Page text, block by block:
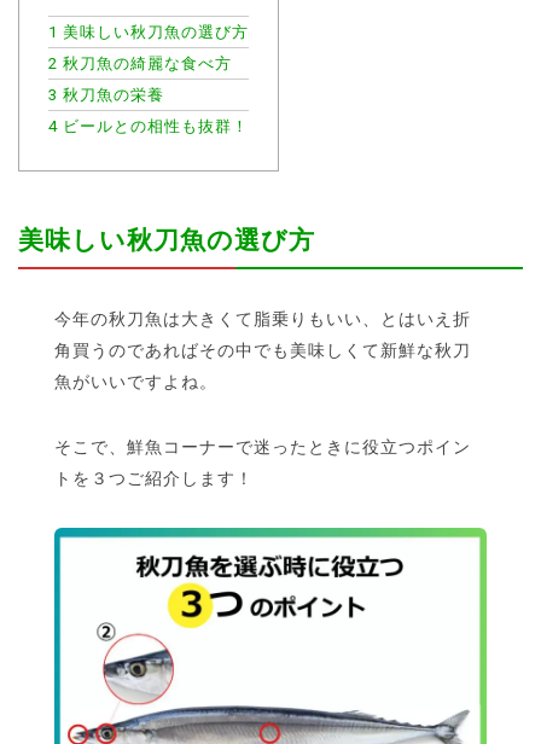
1 美味しい秋刀魚の選び方
2 秋刀魚の綺麗な食べ方
3 秋刀魚の栄養
4 ビールとの相性も抜群！
美味しい秋刀魚の選び方
今年の秋刀魚は大きくて脂乗りもいい、とはいえ折
角買うのであればその中でも美味しくて新鮮な秋刀
魚がいいですよね。
そこで、鮮魚コーナーで迷ったときに役立つポイン
トを３つご紹介します！